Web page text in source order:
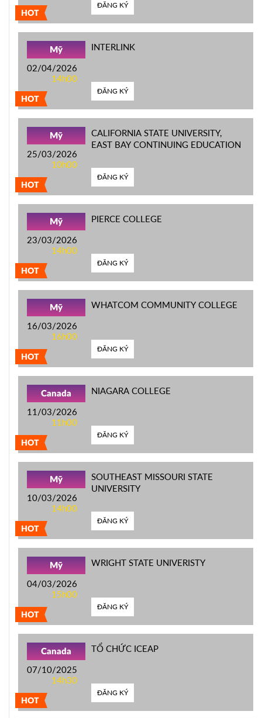
HOT
ĐĂNG KÝ
HOT
Mỹ
02/04/2026
14h00
INTERLINK
ĐĂNG KÝ
HOT
Mỹ
25/03/2026
10h00
CALIFORNIA STATE UNIVERSITY,
EAST BAY CONTINUING EDUCATION
ĐĂNG KÝ
HOT
Mỹ
23/03/2026
14h00
PIERCE COLLEGE
ĐĂNG KÝ
HOT
Mỹ
16/03/2026
16h00
WHATCOM COMMUNITY COLLEGE
ĐĂNG KÝ
HOT
Canada
11/03/2026
11h00
NIAGARA COLLEGE
ĐĂNG KÝ
HOT
Mỹ
10/03/2026
14h00
SOUTHEAST MISSOURI STATE
UNIVERSITY
ĐĂNG KÝ
HOT
Mỹ
04/03/2026
15h00
WRIGHT STATE UNIVERISTY
ĐĂNG KÝ
HOT
Canada
07/10/2025
14h30
TỔ CHỨC ICEAP
ĐĂNG KÝ